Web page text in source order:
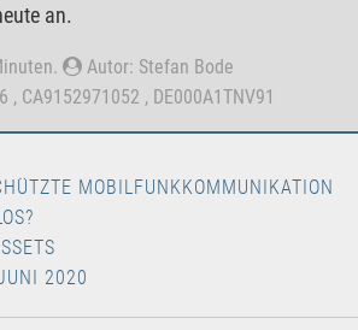
an.
Autor: Stefan Bode
, CA9152971052 , DE000A1TNV91
MOBILFUNKKOMMUNIKATION
2020